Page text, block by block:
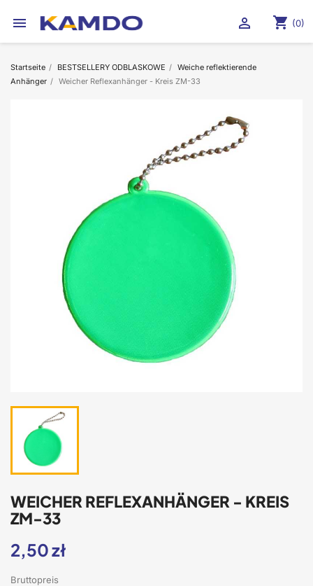
 shopping_cart (0)

Startseite BESTSELLERY ODBLASKOWE
Weiche reflektierende
Anhänger
Weicher Reflexanhänger - Kreis ZM-33
WEICHER REFLEXANHÄNGER - KREIS
ZM-33
2,50 zł
Bruttopreis